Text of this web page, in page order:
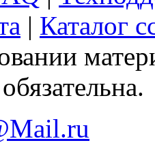
| Каталог